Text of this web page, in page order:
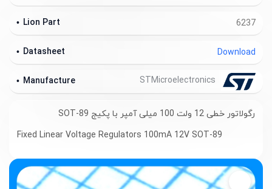
6237
Lion Part
Download
Datasheet
Manufacture
رگولاتور خطی 12 ولت 100 میلی آمپر با پکیج SOT-89
Fixed Linear Voltage Regulators 100mA 12V SOT-89